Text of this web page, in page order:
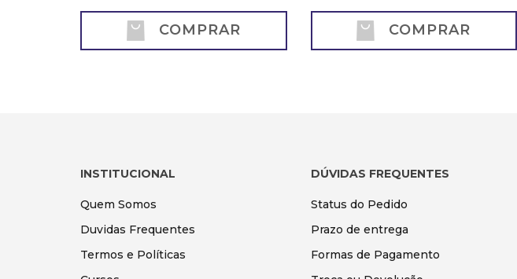
COMPRAR COMPRAR
INSTITUCIONAL
Quem Somos
Duvidas Frequentes
Termos e Políticas
DÚVIDAS FREQUENTES
Status do Pedido
Prazo de entrega
Formas de Pagamento